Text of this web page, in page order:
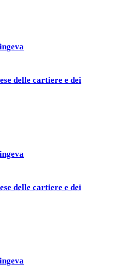
delle cartiere e dei
delle cartiere e dei